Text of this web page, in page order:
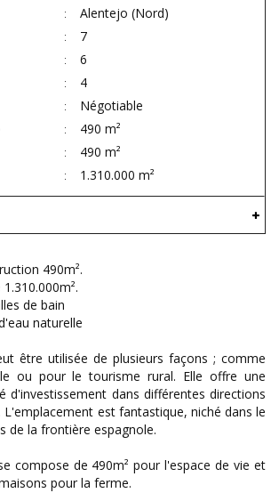
Alentejo (Nord)
7
6
4
Négotiable
490 m²
490 m²
1.310.000 m²
490m².
de bain
naturelle
être utilisée de plusieurs façons ; comme
ou pour le tourisme rural. Elle offre une
d'investissement dans différentes directions
est fantastique, niché dans le
de la frontière espagnole.
compose de 490m² pour l'espace de vie et
pour la ferme.